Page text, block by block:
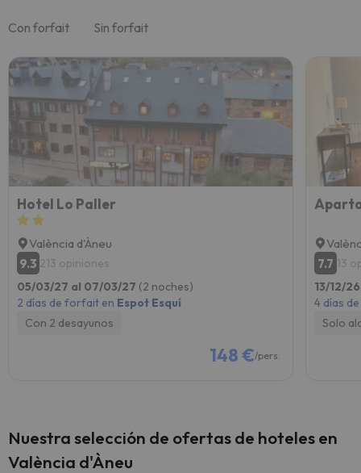
Con forfait Sin forfait
Hotel Lo Paller
València d'Àneu
9.3 213 opiniones
05/03/27 al 07/03/27 (2 noches)
2 días de forfait en Espot Esquí
Con 2 desayunos
148 €/pers.
7.7 13
13/12/
4 días
Solo
Nuestra selección de ofertas de hoteles en
València d'Àneu